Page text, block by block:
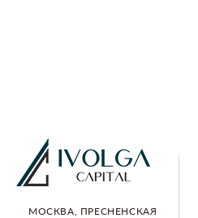
МОСКВА, ПРЕСНЕНСКАЯ